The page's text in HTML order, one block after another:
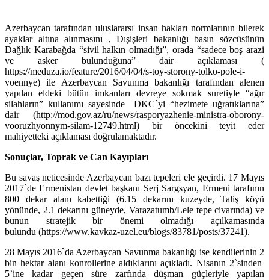
Azerbaycan tarafından uluslararsı insan hakları normlarının bilerek
ayaklar altına alınmasını , Dışişleri bakanlığı basın sözcüsünün
Dağlık Karabağda “sivil halkın olmadığı”, orada “sadece boş arazi
ve asker bulunduğuna” dair açıklaması (
https://meduza.io/feature/2016/04/04/s-toy-storony-tolko-pole-i-
voennye) ile Azerbaycan Savunma bakanlığı tarafından alenen
yapılan eldeki bütün imkanları devreye sokmak suretiyle “ağır
silahların” kullanımı sayesinde DKC`yi “hezimete uğratıklarına”
dair (http://mod.gov.az/ru/news/rasporyazhenie-ministra-oborony-
vooruzhyonnym-silam-12749.html) bir öncekini teyit eder
mahiyetteki açıklaması doğrulamaktadır.
Sonuçlar, Toprak ve Can Kayıpları
Bu savaş neticesinde Azerbaycan bazı tepeleri ele geçirdi. 17 Mayıs
2017`de Ermenistan devlet başkanı Serj Sargsyan, Ermeni tarafının
800 dekar alanı kabettiği (6.15 dekarını kuzeyde, Taliş köyü
yönünde, 2.1 dekarını güneyde, Varazatumb/Lele tepe civarında) ve
bunun stratejik bir önemi olmadığı açılkamasında
bulundu (https://www.kavkaz-uzel.eu/blogs/83781/posts/37241).
28 Mayıs 2016`da Azerbaycan Savunma bakanlığı ise kendilerinin 2
bin hektar alanı konrollerine aldıklarını açıkladı. Nisanın 2`sinden
5`ine kadar geçen süre zarfında düşman güçleriyle yapılan